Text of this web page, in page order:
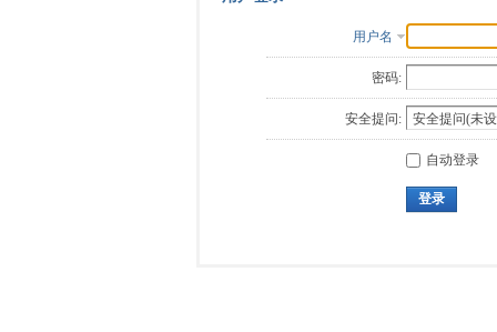
用户名
密码:
安全提问:
自动登录
登录